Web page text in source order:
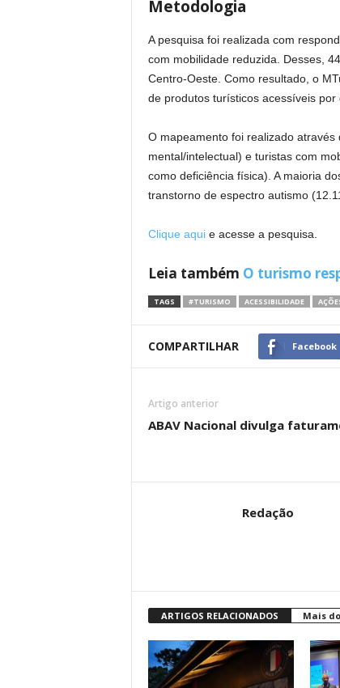
Metodologia
A pesquisa foi realizada com
com mobilidade reduzida. Desses,
Centro-Oeste. Como resultado, o
de produtos turísticos acessíveis por
O mapeamento foi realizado
mental/intelectual) e turistas com
como deficiência física). A maioria
transtorno de espectro autismo
Clique aquie acesse a pesquisa.
Leia também O turismo
TAGS #TURISMO ACESSIBILIDADE
COMPARTILHAR Facebook
Artigo anterior
ABAV Nacional divulga
Redação
ARTIGOS RELACIONADOS Mais